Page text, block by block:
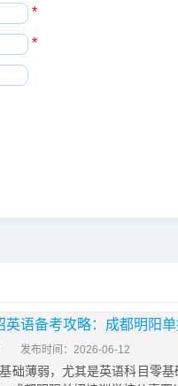
*
*
英语备考攻略：成都明阳
发布时间：2026-06-12
础薄弱，尤其是英语科目零